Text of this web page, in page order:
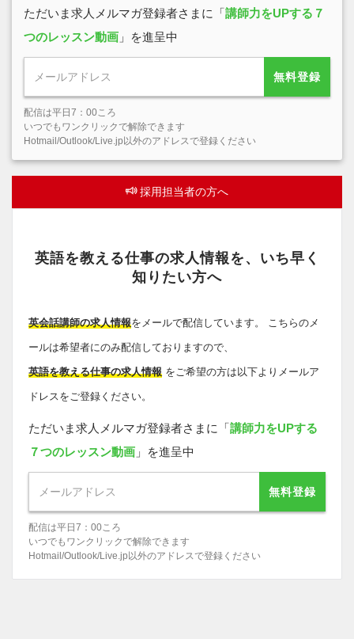
ただいま求人メルマガ登録者さまに「講師力をUPする７
つのレッスン動画 」を進呈中
無料登録
配信は平日7：00ころ
いつでもワンクリックで解除できます
Hotmail/Outlook/Live.jp以外のアドレスで登録ください
採用担当者の方へ
英語を教える仕事の求人情報を、いち早く
知りたい方へ
英会話講師の求人情報をメールで配信しています。 こちらのメ
ールは希望者にのみ配信しておりますので、
英語を教える仕事の求人情報 をご希望の方は以下よりメールア
ドレスをご登録ください。
ただいま求人メルマガ登録者さまに「講師力をUPする
７つのレッスン動画 」を進呈中
無料登録
配信は平日7：00ころ
いつでもワンクリックで解除できます
Hotmail/Outlook/Live.jp以外のアドレスで登録ください